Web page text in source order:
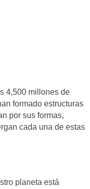
4,500 millones de
formado estructuras
por sus formas,
cada una de estas
planeta está